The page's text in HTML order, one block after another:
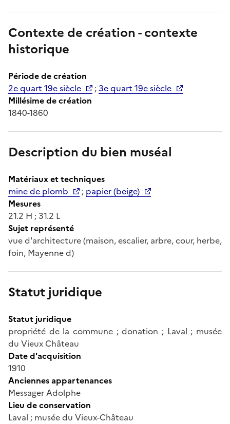
Contexte de création - contexte
historique
Période de création
2e quart 19e siècle
;3e quart 19e siècle
Millésime de création
1840-1860
Description du bien muséal
Matériaux et techniques
mine de plomb
; papier (beige)
Mesures
21.2 H ; 31.2 L
Sujet représenté
vue d'architecture (maison, escalier, arbre, cour, herbe,
foin, Mayenne d)
Statut juridique
Statut juridique
propriété de la commune ; donation ; Laval ; musée
du Vieux Château
Date d'acquisition
1910
Anciennes appartenances
Messager Adolphe
Lieu de conservation
Laval ; musée du Vieux-Château